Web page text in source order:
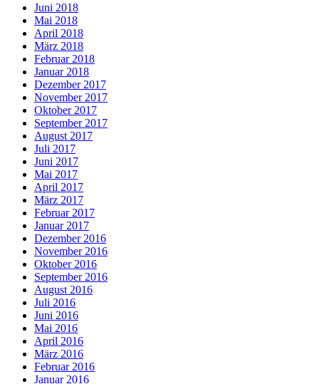
Juni 2018
Mai 2018
April 2018
März 2018
Februar 2018
Januar 2018
Dezember 2017
November 2017
Oktober 2017
September 2017
August 2017
Juli 2017
Juni 2017
Mai 2017
April 2017
März 2017
Februar 2017
Januar 2017
Dezember 2016
November 2016
Oktober 2016
September 2016
August 2016
Juli 2016
Juni 2016
Mai 2016
April 2016
März 2016
Februar 2016
Januar 2016